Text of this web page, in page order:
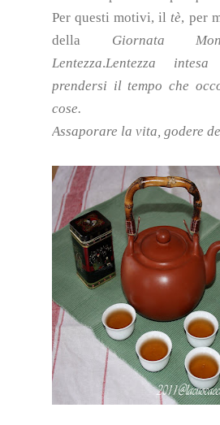
Per questi motivi, il tè, per
della Giornata
Lentezza.Lentezza
prendersi il tempo che
cose.
Assaporare la vita, godere